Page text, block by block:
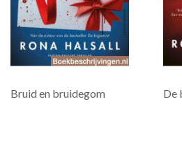
Bruid en bruidegom De